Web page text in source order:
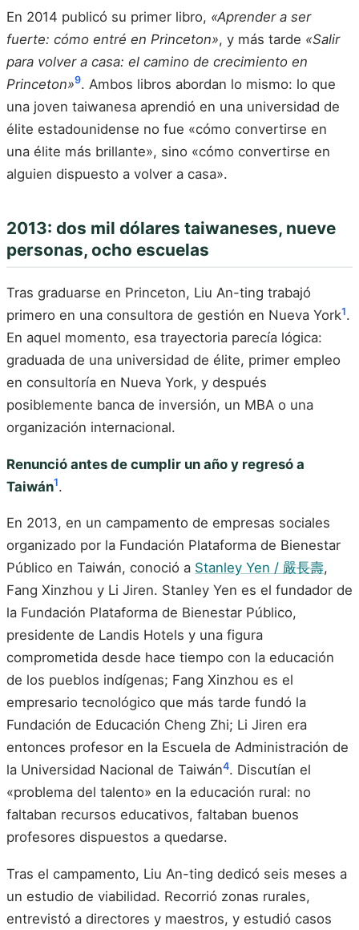
En 2014 publicó su primer libro, «Aprender a ser
fuerte: cómo entré en Princeton», y más tarde «Salir
para volver a casa: el camino de crecimiento en
Princeton»9. Ambos libros abordan lo mismo: lo que
una joven taiwanesa aprendió en una universidad de
élite estadounidense no fue «cómo convertirse en
una élite más brillante», sino «cómo convertirse en
alguien dispuesto a volver a casa».
2013: dos mil dólares taiwaneses, nueve
personas, ocho escuelas
Tras graduarse en Princeton, Liu An-ting trabajó
primero en una consultora de gestión en Nueva York1.
En aquel momento, esa trayectoria parecía lógica:
graduada de una universidad de élite, primer empleo
en consultoría en Nueva York, y después
posiblemente banca de inversión, un MBA o una
organización internacional.
Renunció antes de cumplir un año y regresó a
Taiwán1.
En 2013, en un campamento de empresas sociales
organizado por la Fundación Plataforma de Bienestar
Público en Taiwán, conoció a Stanley Yen / 嚴長壽,
Fang Xinzhou y Li Jiren. Stanley Yen es el fundador de
la Fundación Plataforma de Bienestar Público,
presidente de Landis Hotels y una figura
comprometida desde hace tiempo con la educación
de los pueblos indígenas; Fang Xinzhou es el
empresario tecnológico que más tarde fundó la
Fundación de Educación Cheng Zhi; Li Jiren era
entonces profesor en la Escuela de Administración de
la Universidad Nacional de Taiwán4. Discutían el
«problema del talento» en la educación rural: no
faltaban recursos educativos, faltaban buenos
profesores dispuestos a quedarse.
Tras el campamento, Liu An-ting dedicó seis meses a
un estudio de viabilidad. Recorrió zonas rurales,
entrevistó a directores y maestros, y estudió casos